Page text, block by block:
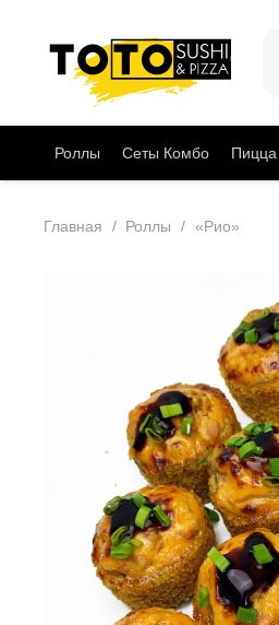
Роллы Сеты Комбо Пицца
Главная / Роллы / «Рио»